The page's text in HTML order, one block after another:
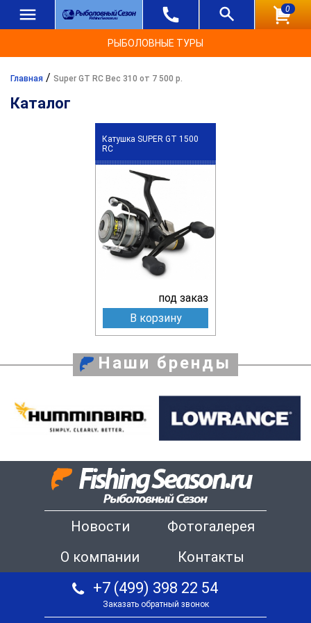
0
РЫБОЛОВНЫЕ ТУРЫ
Главная / Super GT RC Вес 310 от 7 500 р.
Каталог
Катушка SUPER GT 1500
RC
под заказ
В корзину
Наши бренды
Новости
Фотогалерея
О компании
Контакты
+7 (499) 398 22 54
Заказать обратный звонок